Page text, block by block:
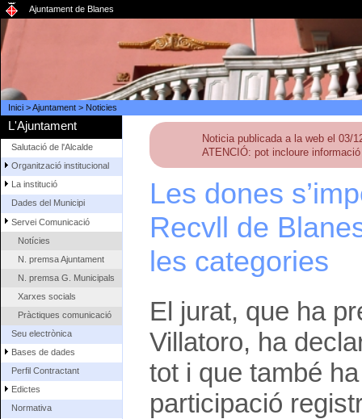
Ajuntament de Blanes
Inici>Ajuntament> Noticies
L'Ajuntament
Salutació de l'Alcalde
Organització institucional
La institució
Dades del Municipi
Servei Comunicació
Notícies
N. premsa Ajuntament
N. premsa G. Municipals
Xarxes socials
Pràctiques comunicació
Seu electrònica
Bases de dades
Perfil Contractant
Edictes
Normativa
Noticia publicada a la web el 03/
ATENCIÓ: pot incloure
Les dones
Recvll de
les categories
El jurat, que ha
Villatoro, ha
tot i que també
participació